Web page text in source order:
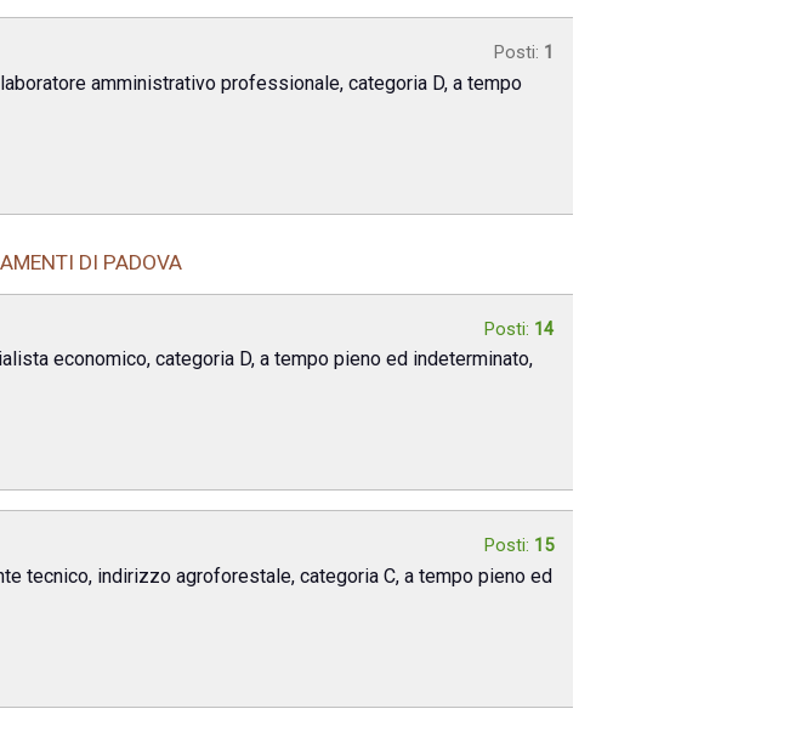
Posti: 1
amministrativo professionale, categoria D, a tempo
DI PADOVA
Posti: 14
economico, categoria D, a tempo pieno ed indeterminato,
Posti: 15
tecnico, indirizzo agroforestale, categoria C, a tempo pieno ed